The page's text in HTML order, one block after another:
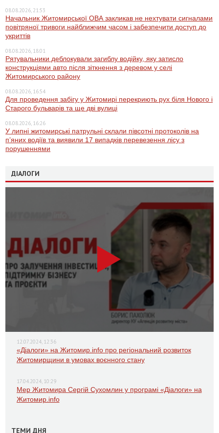
08.08.2026, 21:53
Начальник Житомирської ОВА закликав не нехтувати сигналами
повітряної тривоги найближчим часом і забезпечити доступ до
укриттів
08.08.2026, 18:01
Рятувальники деблокували загиблу водійку, яку затисло
конструкціями авто після зіткнення з деревом у селі
Житомирського району
08.08.2026, 16:54
Для проведення забігу у Житомирі перекриють рух біля Нового і
Старого бульварів та ще дві вулиці
08.08.2026, 16:26
У липні житомирські патрульні склали півсотні протоколів на
пʼяних водіїв та виявили 17 випадків перевезення лісу з
порушеннями
ДІАЛОГИ
12.07.2024, 12:36
«Діалоги» на Житомир.info про регіональний розвиток
Житомирщини в умовах воєнного стану
17.04.2024, 10:29
Мер Житомира Сергій Сухомлин у програмі «Діалоги» на
Житомир.info
ТЕМИ ДНЯ